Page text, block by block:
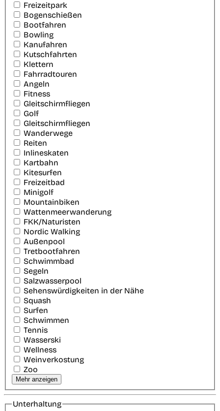
Freizeitpark
Bogenschießen
Bootfahren
Bowling
Kanufahren
Kutschfahrten
Klettern
Fahrradtouren
Angeln
Fitness
Gleitschirmfliegen
Golf
Gleitschirmfliegen
Wanderwege
Reiten
Inlineskaten
Kartbahn
Kitesurfen
Freizeitbad
Minigolf
Mountainbiken
Wattenmeerwanderung
FKK/Naturisten
Nordic Walking
Außenpool
Tretbootfahren
Schwimmbad
Segeln
Salzwasserpool
Sehenswürdigkeiten in der Nähe
Squash
Surfen
Schwimmen
Tennis
Wasserski
Wellness
Weinverkostung
Zoo
Mehr anzeigen
Unterhaltung